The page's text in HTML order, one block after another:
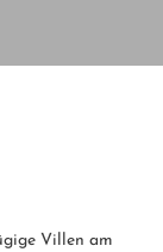
Villen am